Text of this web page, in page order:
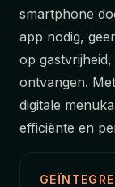
smartphone
app nodig,
op
ontvangen.
digitale
efficiënte en